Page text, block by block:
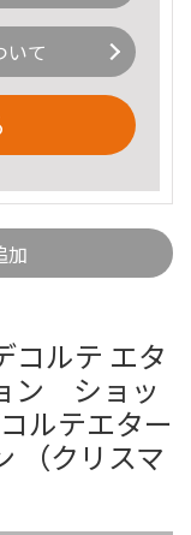
いて
加
コルテ エタ
ン ショッ
ルテエター
（クリスマ